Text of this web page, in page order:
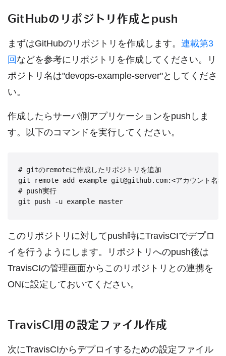
GitHubのリポジトリ作成とpush
まずはGitHubのリポジトリを作成します。 連載第3
回 などを参考にリポジトリを作成してください。リ
ポジトリ名は"devops-example-server"としてくださ
い。
作成したらサーバ側アプリケーションをpushしま
す。以下のコマンドを実行してください。
# gitのremoteに作成したリポジトリを追加
git remote add example git@github.com:<アカウント名
# push実行
git push -u example master
このリポジトリに対してpush時にTravisCIでデプロ
イを行うようにします。リポジトリへのpush後は
TravisCIの管理画面からこのリポジトリとの連携を
ONに設定しておいてください。
TravisCI用の設定ファイル作成
次にTravisCIからデプロイするための設定ファイル